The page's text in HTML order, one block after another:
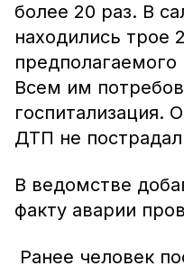
более 20 раз. В
находились трое
предполагаемого
Всем им
госпитализация.
ДТП не
В ведомстве
факту аварии
Ранее человек